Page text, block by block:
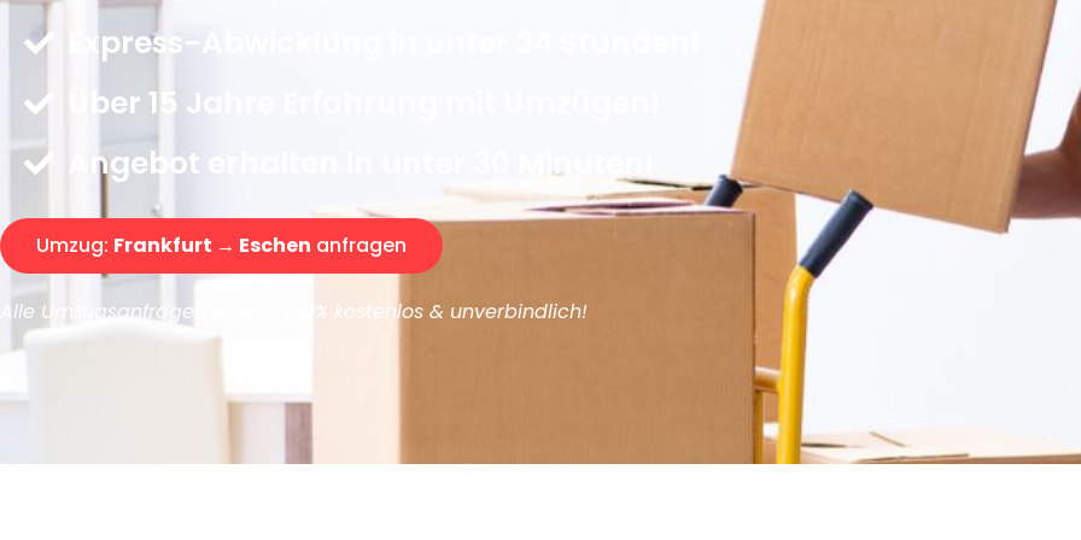
Express-Abwicklung in unter 24 Stunden!
Über 15 Jahre Erfahrung mit Umzügen!
Angebot erhalten in unter 30 Minuten!
Umzug: Frankfurt → Eschen anfragen
Alle Umzugsanfragen sind zu 100% kostenlos & unverbindlich!